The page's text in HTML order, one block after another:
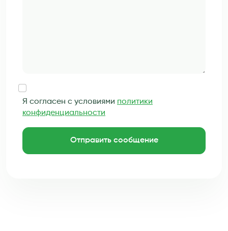
Я согласен с условиями политики
конфиденциальности